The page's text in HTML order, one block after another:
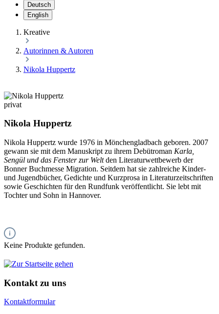
Deutsch
English
Kreative
Autorinnen & Autoren
Nikola Huppertz
privat
Nikola Huppertz
Nikola Huppertz wurde 1976 in Mönchengladbach geboren. 2007
gewann sie mit dem Manuskript zu ihrem Debütroman Karla,
Sengül und das Fenster zur Weltden Literaturwettbewerb der
Bonner Buchmesse Migration. Seitdem hat sie zahlreiche Kinder-
und Jugendbücher, Gedichte und Kurzprosa in Literaturzeitschriften
sowie Geschichten für den Rundfunk veröffentlicht. Sie lebt mit
Tochter und Sohn in Hannover.
Keine Produkte gefunden.
Kontakt zu uns
Kontaktformular